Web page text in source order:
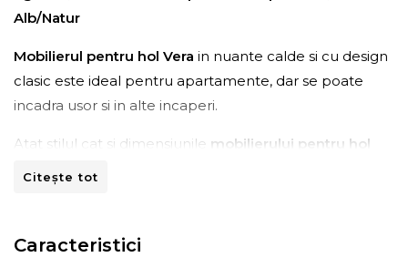
Alb/Natur
Mobilierul pentru hol Vera in nuante calde si cu design
clasic este ideal pentru apartamente, dar se poate
incadra usor si in alte incaperi.
Atat stilul cat si dimensiunile mobilierului pentru hol
1 cuier perete cu oglinda si 6 agatatori
Citește tot
Caracteristici